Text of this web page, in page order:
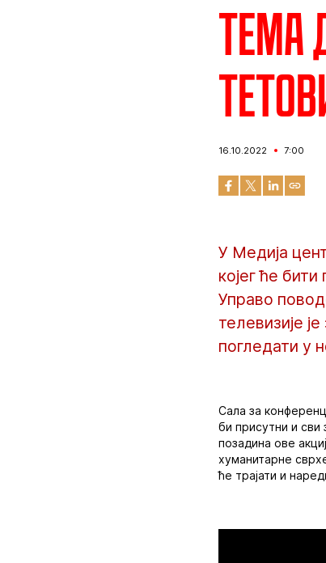
Тема
16.10.2022 7:00
У Медија
којег ће
Управо
телевизије
погледати у
Сала за
би присутни и
позадина ове
хуманитарне
ће трајати и